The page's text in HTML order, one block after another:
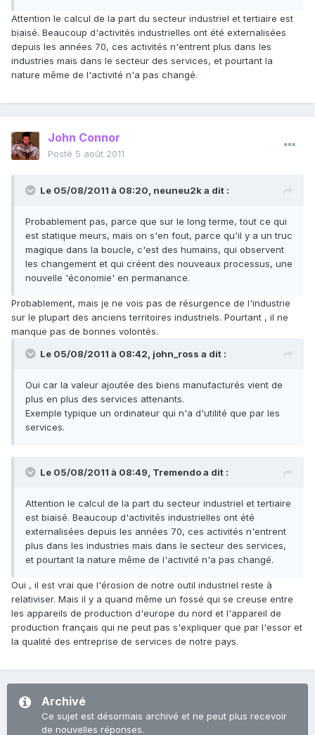
Attention le calcul de la part du secteur industriel et tertiaire est
biaisé. Beaucoup d'activités industrielles ont été externalisées
depuis les années 70, ces activités n'entrent plus dans les
industries mais dans le secteur des services, et pourtant la
nature même de l'activité n'a pas changé.
John Connor
Posté 5 août 2011
Le 05/08/2011 à 08:20, neuneu2k a dit :
Probablement pas, parce que sur le long terme, tout ce qui
est statique meurs, mais on s'en fout, parce qu'il y a un truc
magique dans la boucle, c'est des humains, qui observent
les changement et qui créent des nouveaux processus, une
nouvelle 'économie' en permanance.
Probablement, mais je ne vois pas de résurgence de l'industrie
sur le plupart des anciens territoires industriels. Pourtant , il ne
manque pas de bonnes volontés.
Le 05/08/2011 à 08:42, john_ross a dit :
Oui car la valeur ajoutée des biens manufacturés vient de
plus en plus des services attenants.
Exemple typique un ordinateur qui n'a d'utilité que par les
services.
Le 05/08/2011 à 08:49, Tremendo a dit :
Attention le calcul de la part du secteur industriel et tertiaire
est biaisé. Beaucoup d'activités industrielles ont été
externalisées depuis les années 70, ces activités n'entrent
plus dans les industries mais dans le secteur des services,
et pourtant la nature même de l'activité n'a pas changé.
Oui , il est vrai que l'érosion de notre outil industriel reste à
relativiser. Mais il y a quand même un fossé qui se creuse entre
les appareils de production d'europe du nord et l'appareil de
production français qui ne peut pas s'expliquer que par l'essor et
la qualité des entreprise de services de notre pays.
Archivé
Ce sujet est désormais archivé et ne peut plus recevoir
de nouvelles réponses.